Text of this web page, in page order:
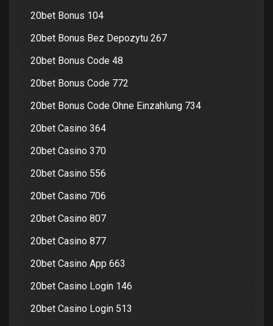
20bet Bonus 104
20bet Bonus Bez Depozytu 267
20bet Bonus Code 48
20bet Bonus Code 772
20bet Bonus Code Ohne Einzahlung 734
20bet Casino 364
20bet Casino 370
20bet Casino 556
20bet Casino 706
20bet Casino 807
20bet Casino 877
20bet Casino App 663
20bet Casino Login 146
20bet Casino Login 513